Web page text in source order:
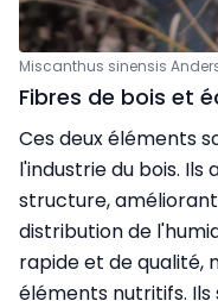
Miscanthus sinensis
Fibres de bois et
Ces deux éléments
l'industrie du bois.
structure,
distribution de
rapide et de qualité,
éléments nutritifs.